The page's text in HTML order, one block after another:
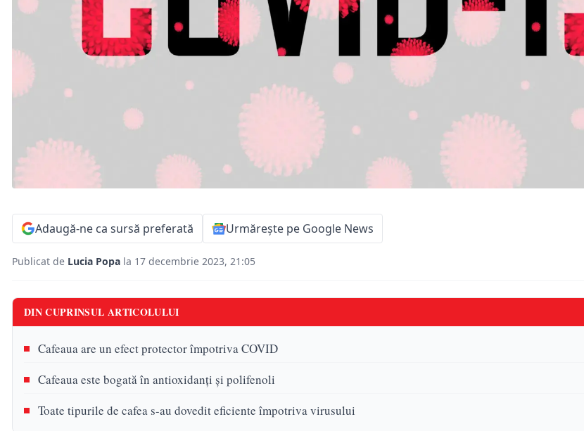
Adaugă-ne ca sursă preferată Urmărește pe Google News
Publicat de Lucia Popa la 17 decembrie 2023, 21:05
DIN CUPRINSUL ARTICOLULUI
Cafeaua are un efect protector împotriva COVID
Cafeaua este bogată în antioxidanți și polifenoli
Toate tipurile de cafea s-au dovedit eficiente împotriva virusului